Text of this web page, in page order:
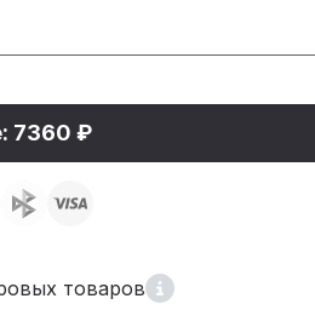
7360 ₽
товаров